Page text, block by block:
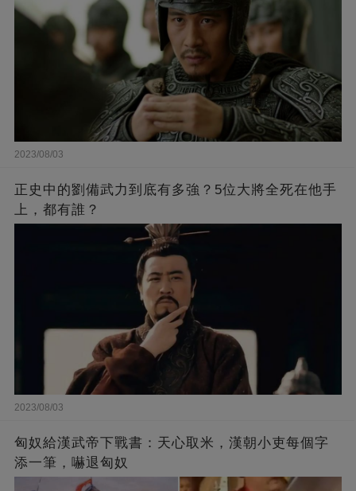
2023/08/03
正史中的劉備武力到底有多強？5位大將全死在他手
上，都有誰？
2023/08/03
匈奴給漢武帝下戰書：天心取米，漢朝小吏每個字
添一筆，嚇退匈奴